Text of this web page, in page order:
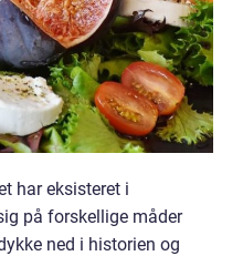
har eksisteret i
på forskellige måder
ned i historien og